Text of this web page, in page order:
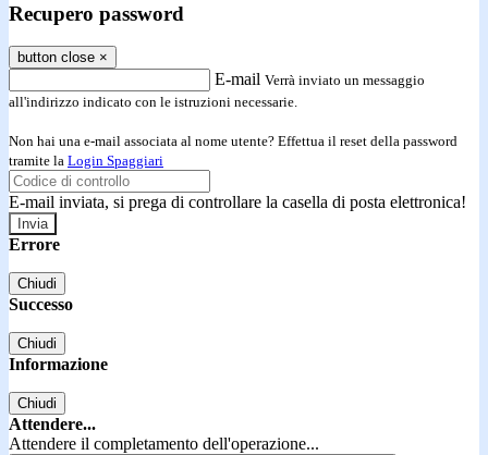
Recupero password
button close ×
E-mail Verrà inviato un messaggio
all'indirizzo indicato con le istruzioni necessarie.
Non hai una e-mail associata al nome utente? Effettua il reset della password
tramite la Login Spaggiari
E-mail inviata, si prega di controllare la casella di posta elettronica!
Errore
Chiudi
Successo
Chiudi
Informazione
Chiudi
Attendere...
Attendere il completamento dell'operazione...